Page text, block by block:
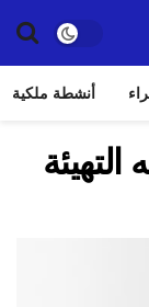
أنشطة ملكية